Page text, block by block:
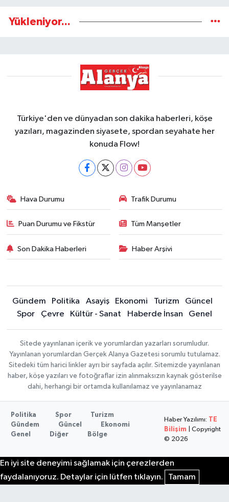
Yükleniyor...
Türkiye'den ve dünyadan son dakika haberleri, köşe
yazıları, magazinden siyasete, spordan seyahate her
konuda Flow!
Hava Durumu Trafik Durumu
Puan Durumu ve Fikstür Tüm Manşetler
Son Dakika Haberleri Haber Arşivi
Gündem Politika Asayiş Ekonomi Turizm
Güncel
Spor
Çevre Kültür - Sanat Haberde İnsan Genel
Sitede yayınlanan içerik ve yorumlardan yazarları sorumludur.
Yayınlanan yorumlardan Gerçek Alanya Gazetesi sorumlu tutulamaz.
Sitedeki tüm harici linkler ayrı bir sayfada açılır. Sitemizde yayınlanan
haber, köşe yazıları ve fotoğraflar izin alınmaksızın kaynak gösterilse
dahi, herhangi bir ortamda kullanılamaz ve yayınlanamaz
Politika Spor
Turizm
Gündem
Güncel
Ekonomi
Genel
Diğer Bölge
Haber Yazılımı: TE
Bilişim | Copyright
© 2026
En iyi site deneyimi sağlamak için çerezlerden
faydalanıyoruz. Detaylar için lütfen tıklayın.
Tamam